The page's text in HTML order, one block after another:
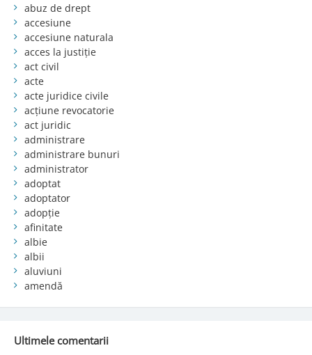
abuz de drept
accesiune
accesiune naturala
acces la justiție
act civil
acte
acte juridice civile
acțiune revocatorie
act juridic
administrare
administrare bunuri
administrator
adoptat
adoptator
adopție
afinitate
albie
albii
aluviuni
amendă
Ultimele comentarii